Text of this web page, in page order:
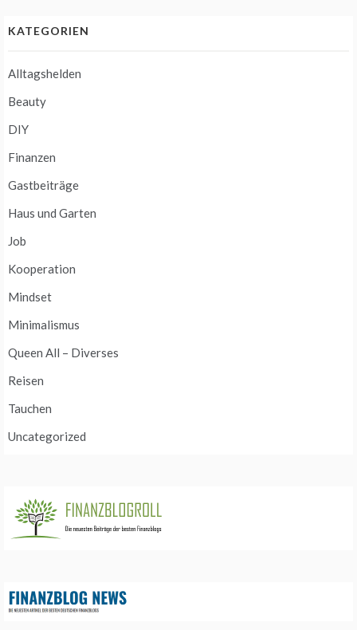
KATEGORIEN
Alltagshelden
Beauty
DIY
Finanzen
Gastbeiträge
Haus und Garten
Job
Kooperation
Mindset
Minimalismus
Queen All – Diverses
Reisen
Tauchen
Uncategorized